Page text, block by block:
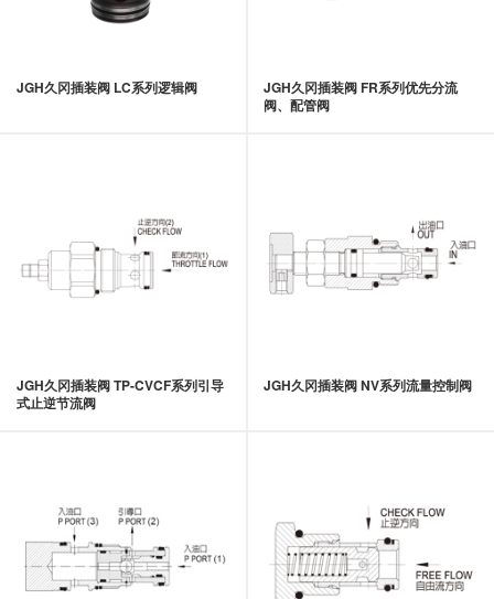
JGH久冈插装阀 LC系列逻辑阀
JGH久冈插装阀 FR系列优先分流
阀、配管阀
JGH久冈插装阀 TP-CVCF系列引导
式止逆节流阀
JGH久冈插装阀 NV系列流量控制阀